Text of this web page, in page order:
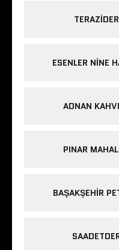
ESENLER NINE
ADNAN
PINAR
BAŞAKŞEHIR